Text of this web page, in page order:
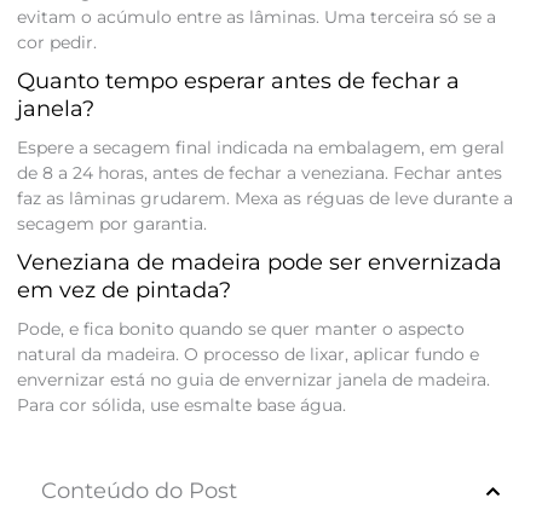
evitam o acúmulo entre as lâminas. Uma terceira só se a
cor pedir.
Quanto tempo esperar antes de fechar a
janela?
Espere a secagem final indicada na embalagem, em geral
de 8 a 24 horas, antes de fechar a veneziana. Fechar antes
faz as lâminas grudarem. Mexa as réguas de leve durante a
secagem por garantia.
Veneziana de madeira pode ser envernizada
em vez de pintada?
Pode, e fica bonito quando se quer manter o aspecto
natural da madeira. O processo de lixar, aplicar fundo e
envernizar está no guia de envernizar janela de madeira.
Para cor sólida, use esmalte base água.
Conteúdo do Post